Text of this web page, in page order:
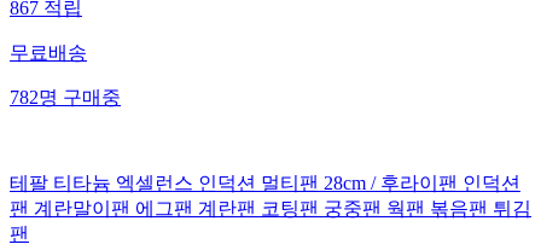
867적립
무료배송
782명구매중
테팔 티타늄 엑셀런스 인덕션 멀티팬 28cm / 후라이팬 인덕션
팬 계란말이팬 에그팬 계란팬 코팅팬 궁중팬 웍팬 볶음팬 튀김
팬